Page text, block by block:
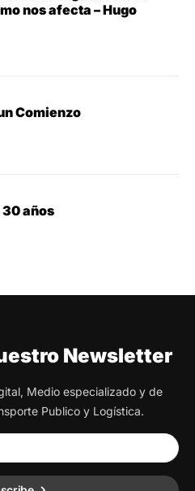
nos afecta – Hugo
Comienzo
años
Newsletter
Medio especializado y de
Publico y Logística.